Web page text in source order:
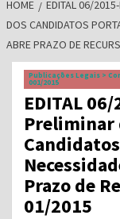
HOME
EDITAL 06/
DOS CANDIDATOS
ABRE PRAZO DE
Publicações Legais >
001/2015
EDITAL
Preliminar
Prazo de
01/2015